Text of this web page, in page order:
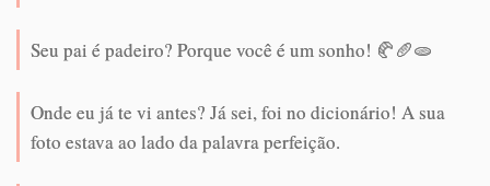
Seu pai é padeiro? Porque você é um sonho! 🥐🥖🫓
Onde eu já te vi antes? Já sei, foi no dicionário! A sua
foto estava ao lado da palavra perfeição.